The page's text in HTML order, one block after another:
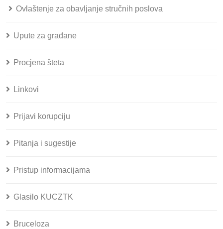
Ovlaštenje za obavljanje stručnih poslova
Upute za građane
Procjena šteta
Linkovi
Prijavi korupciju
Pitanja i sugestije
Pristup informacijama
Glasilo KUCZTK
Bruceloza